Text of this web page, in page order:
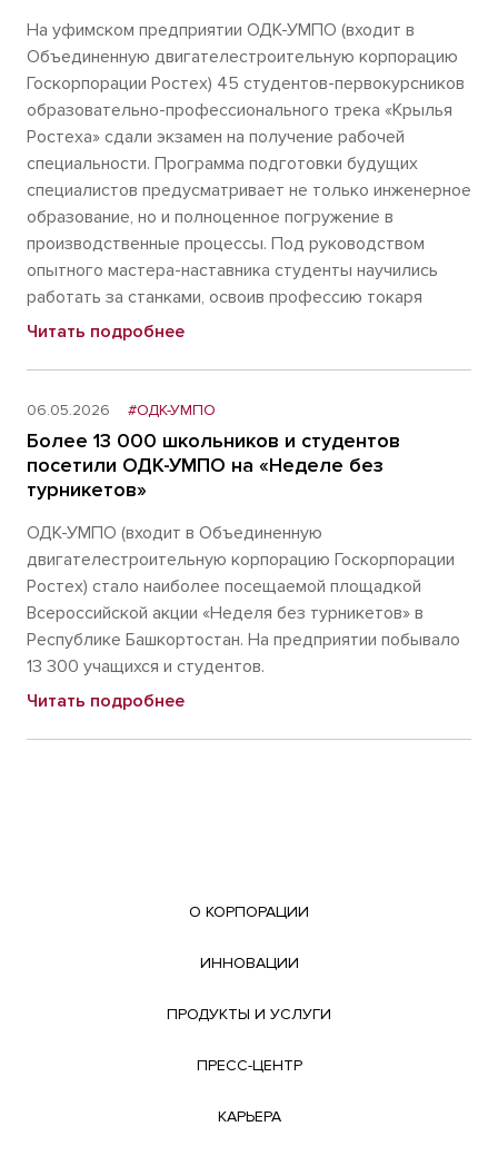
На уфимском предприятии ОДК-УМПО (входит в
Объединенную двигателестроительную корпорацию
Госкорпорации Ростех) 45 студентов-первокурсников
образовательно-профессионального трека «Крылья
Ростеха» сдали экзамен на получение рабочей
специальности. Программа подготовки будущих
специалистов предусматривает не только инженерное
образование, но и полноценное погружение в
производственные процессы. Под руководством
опытного мастера-наставника студенты научились
работать за станками, освоив профессию токаря
Читать подробнее
06.05.2026 #ОДК-УМПО
Более 13 000 школьников и студентов
посетили ОДК-УМПО на «Неделе без
турникетов»
ОДК-УМПО (входит в Объединенную
двигателестроительную корпорацию Госкорпорации
Ростех) стало наиболее посещаемой площадкой
Всероссийской акции «Неделя без турникетов» в
Республике Башкортостан. На предприятии побывало
13 300 учащихся и студентов.
Читать подробнее
О КОРПОРАЦИИ
ИННОВАЦИИ
ПРОДУКТЫ И УСЛУГИ
ПРЕСС-ЦЕНТР
КАРЬЕРА